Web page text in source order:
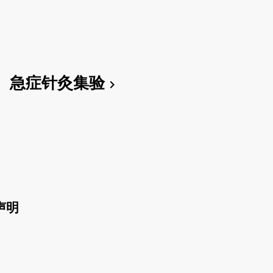
急症针灸集验chevron_right
明